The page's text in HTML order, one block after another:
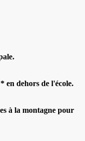
en dehors de l'école.
à la montagne pour